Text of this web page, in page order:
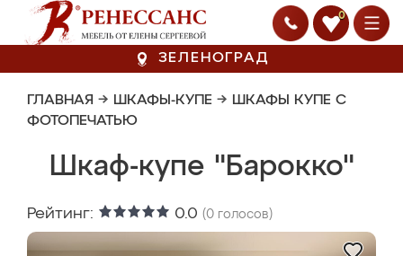
0
ЗЕЛЕНОГРАД
ГЛАВНАЯ → ШКАФЫ-КУПЕ → ШКАФЫ КУПЕ С
ФОТОПЕЧАТЬЮ
Шкаф-купе "Барокко"
Рейтинг: 0.0 (0 голосов)